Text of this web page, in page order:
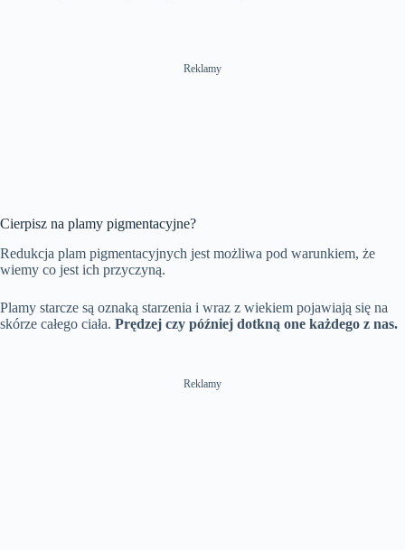
Reklamy
Cierpisz na plamy pigmentacyjne?
Redukcja plam pigmentacyjnych jest możliwa pod warunkiem, że
wiemy co jest ich przyczyną.
Plamy starcze są oznaką starzenia i wraz z wiekiem pojawiają się na
skórze całego ciała. Prędzej czy później dotkną one każdego z nas.
Reklamy